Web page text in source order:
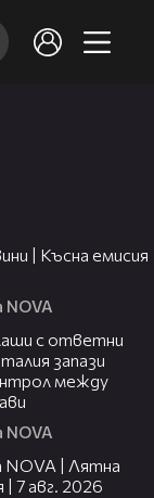
| Късна емисия
с ответни
запази
между
NOVA | Лятна
| 7 авг. 2026